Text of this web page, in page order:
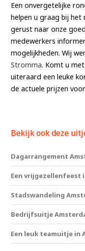
Een onvergetelijke
helpen u graag bij het
gerust naar onze
medewerkers
mogelijkheden. Wij
Stromma. Komt u
uiteraard een leuke
de actuele prijzen
Bekijk ook deze
Dagarrangement
Een vrijgezellenfeest
Stadswandeling
Bedrijfsuitje
Een leuk teamuitje in